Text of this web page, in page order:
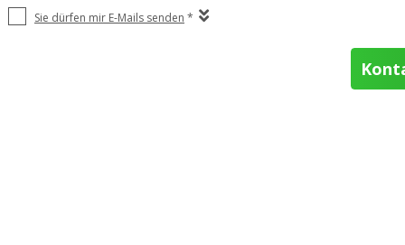
Sie dürfen mir E-Mails senden *